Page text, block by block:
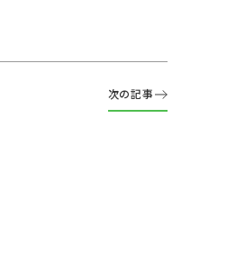
次の記事